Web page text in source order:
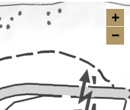
+
−